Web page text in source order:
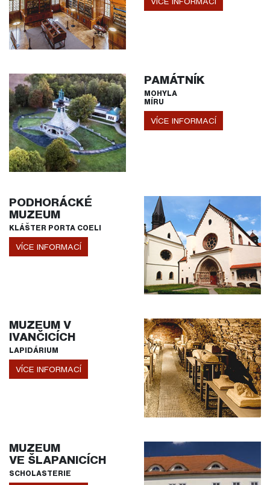
PAMÁTNÍK
MOHYLA
MÍRU
VÍCE INFORMACÍ
PODHORÁCKÉ
MUZEUM
KLÁŠTER PORTA COELI
VÍCE INFORMACÍ
MUZEUM V
IVANČICÍCH
LAPIDÁRIUM
VÍCE INFORMACÍ
MUZEUM
VE ŠLAPANICÍCH
SCHOLASTERIE